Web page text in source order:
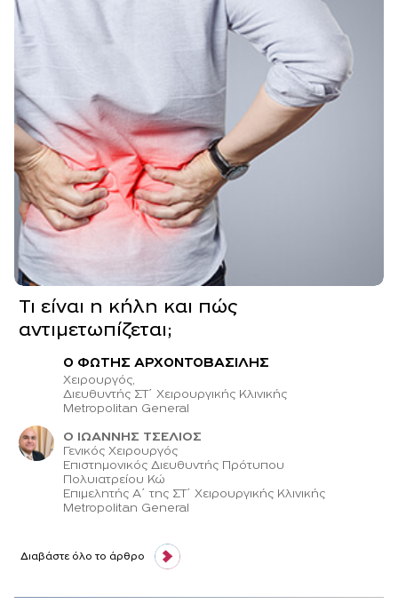
Τι είναι η κήλη και πώς
αντιμετωπίζεται;
O ΦΩΤΗΣ ΑΡΧΟΝΤΟΒΑΣΙΛΗΣ
Χειρουργός,
Διευθυντής ΣΤ΄ Χειρουργικής Κλινικής
Μetropolitan General
Ο ΙΩΑΝΝΗΣ ΤΣΕΛΙΟΣ
Γενικός Χειρουργός
Επιστημονικός Διευθυντής Πρότυπου
Πολυιατρείου Κώ
Επιμελητής Α΄ της ΣΤ΄ Χειρουργικής Κλινικής
Metropolitan General
Διαβάστε όλο το άρθρο